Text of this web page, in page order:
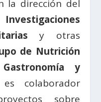
la dirección del
y otras
de Nutrición
y
colaborador
sobre